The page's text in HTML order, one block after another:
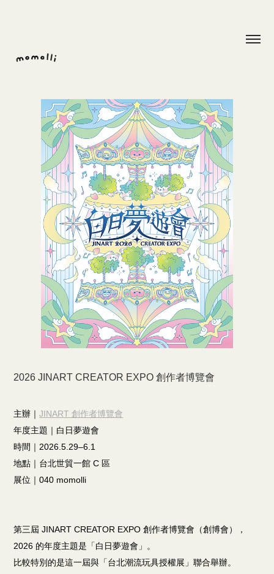
2026 JINART CREATOR EXPO 創作者博覽會
主辦｜JINART 創作者博覽會
年度主題｜白日夢遊會
時間｜2026.5.29–6.1
地點｜台北世貿一館 C 區
展位｜040 momolli
第三屆 JINART CREATOR EXPO 創作者博覽會（創博會），
2026 的年度主題是「白日夢遊會」。
比較特別的是這一屆與「台北潮流玩具授權展」聯合舉辦。